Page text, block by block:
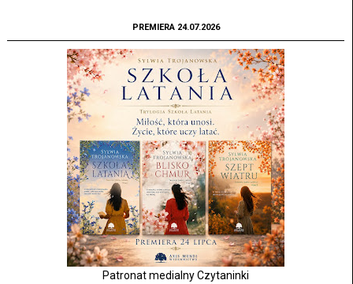
PREMIERA 24.07.2026
Patronat medialny Czytaninki